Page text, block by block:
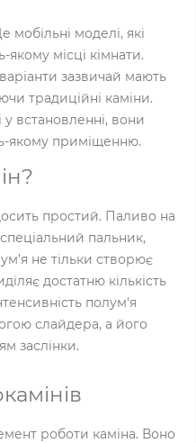
мобільні моделі, які
місці кімнати.
зазвичай мають
традиційні каміни.
у встановленні, вони
якому приміщенню.
простий. Паливо на
пальник,
не тільки створює
достатню кількість
полум'я
слайдера, а його
заслінки.
роботи каміна. Воно